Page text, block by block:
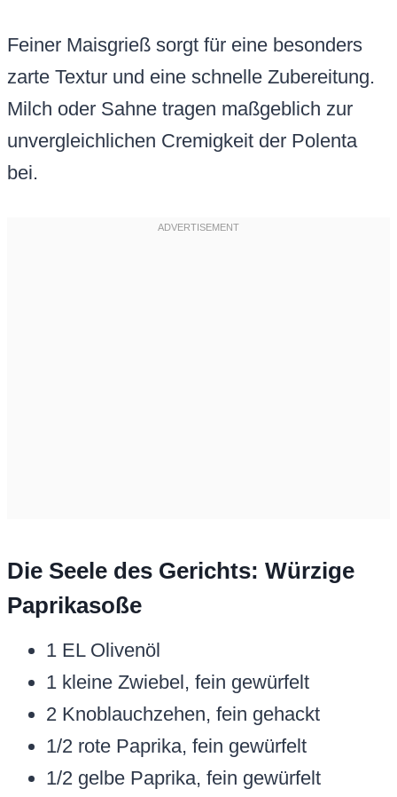
Feiner Maisgrieß sorgt für eine besonders
zarte Textur und eine schnelle Zubereitung.
Milch oder Sahne tragen maßgeblich zur
unvergleichlichen Cremigkeit der Polenta
bei.
Die Seele des Gerichts: Würzige
Paprikasoße
1 EL Olivenöl
1 kleine Zwiebel, fein gewürfelt
2 Knoblauchzehen, fein gehackt
1/2 rote Paprika, fein gewürfelt
1/2 gelbe Paprika, fein gewürfelt